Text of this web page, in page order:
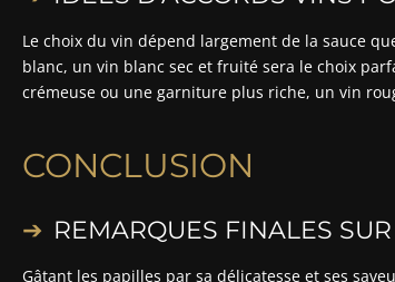
Le choix du vin dépend largement de la sauce
blanc, un vin blanc sec et fruité sera le choix
crémeuse ou une garniture plus riche, un vin
CONCLUSION
REMARQUES FINALES
Gâtant les papilles par sa délicatesse et ses